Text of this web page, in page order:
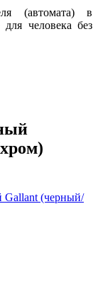
(автомата) в
человека без